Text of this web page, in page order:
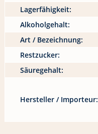
Lagerfähigkeit:
Alkoholgehalt:
Art / Bezeichnung:
Restzucker:
Säuregehalt:
Hersteller / Importeur: